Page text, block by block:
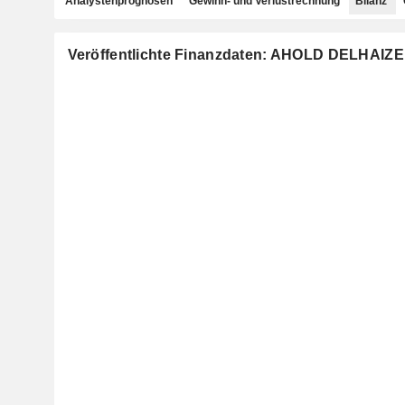
Veröffentlichte Finanzdaten: AHOLD DELHAIZE